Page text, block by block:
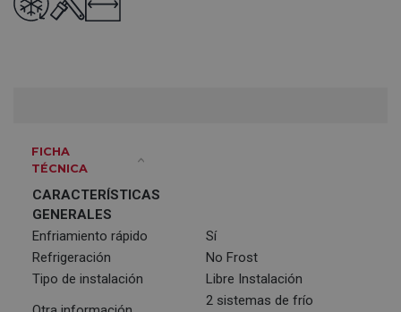
FICHA
TÉCNICA
CARACTERÍSTICAS
GENERALES
Enfriamiento rápido
Sí
Refrigeración
No Frost
Tipo de instalación
Libre Instalación
2 sistemas de frío